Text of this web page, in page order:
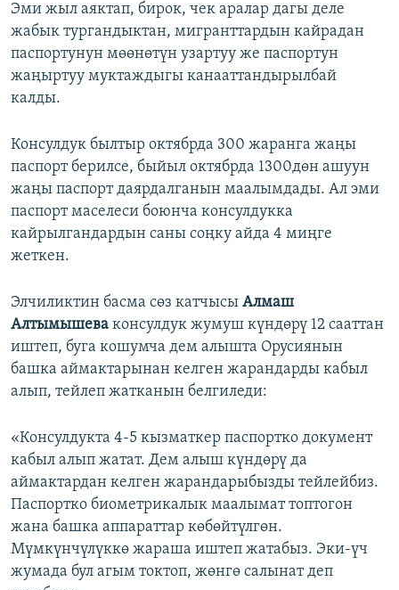
Эми жыл аяктап, бирок, чек аралар дагы деле
жабык тургандыктан, мигранттардын кайрадан
паспортунун мөөнөтүн узартуу же паспортун
жаңыртуу муктаждыгы канааттандырылбай
калды.
Консулдук былтыр октябрда 300 жаранга жаңы
паспорт берилсе, быйыл октябрда 1300дөн ашуун
жаңы паспорт даярдалганын маалымдады. Ал эми
паспорт маселеси боюнча консулдукка
кайрылгандардын саны соңку айда 4 миңге
жеткен.
Элчиликтин басма сөз катчысы Алмаш
Алтымышева консулдук жумуш күндөрү 12 сааттан
иштеп, буга кошумча дем алышта Орусиянын
башка аймактарынан келген жарандарды кабыл
алып, тейлеп жатканын белгиледи:
«​Консулдукта 4-5 кызматкер паспортко документ
кабыл алып жатат. Дем алыш күндөрү да
аймактардан келген жарандарыбызды тейлейбиз.
Паспортко биометрикалык маалымат топтогон
жана башка аппараттар көбөйтүлгөн.
Мүмкүнчүлүккө жараша иштеп жатабыз. Эки-үч
жумада бул агым токтоп, жөнгө салынат деп